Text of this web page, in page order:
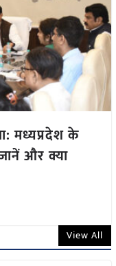
मध्यप्रदेश के
और क्या
View All